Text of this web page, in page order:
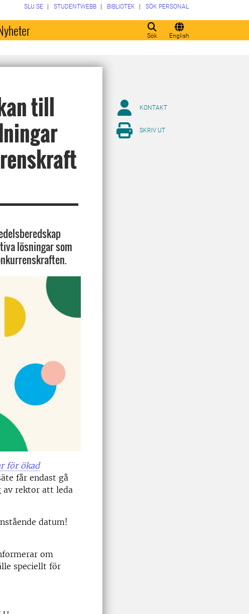
Sök English
SLU.SE STUDENTWEBB BIBLIOTEK SÖK PERSONAL
till
lösningar som
för ökad
får endast gå
av rektor att leda
datum!
om
speciellt för
KONTAKT
SKRIV UT